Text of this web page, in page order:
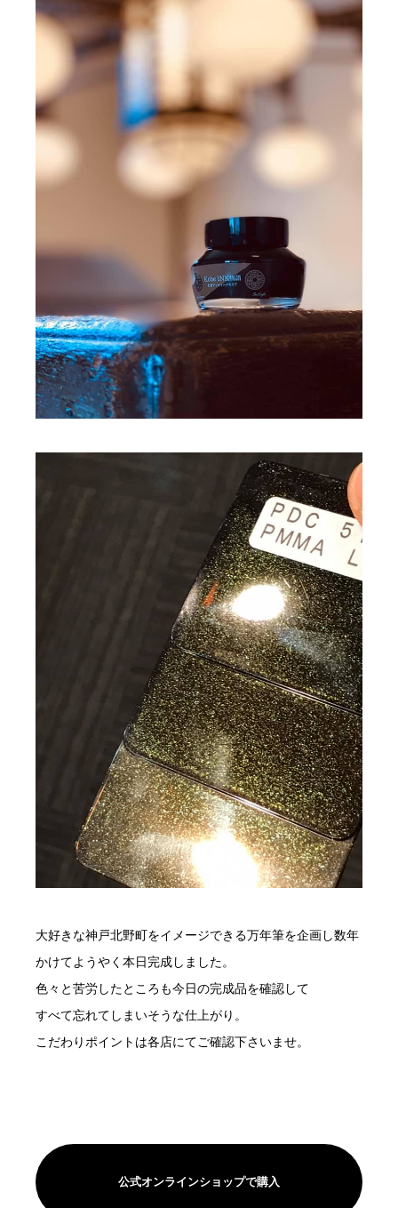
大好きな神戸北野町をイメージできる万年筆を企画し数年
かけてようやく本日完成しました。
色々と苦労したところも今日の完成品を確認して
すべて忘れてしまいそうな仕上がり。
こだわりポイントは各店にてご確認下さいませ。
公式オンラインショップで購入